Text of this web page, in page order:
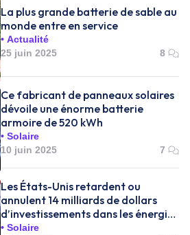
La plus grande batterie de sable au
monde entre en service
Actualité
25 juin 2025
8
Ce fabricant de panneaux solaires
dévoile une énorme batterie
armoire de 520 kWh
Solaire
10 juin 2025
7
Les États-Unis retardent ou
annulent 14 milliards de dollars
d’investissements dans les énergies
propres et pourtant…
Solaire